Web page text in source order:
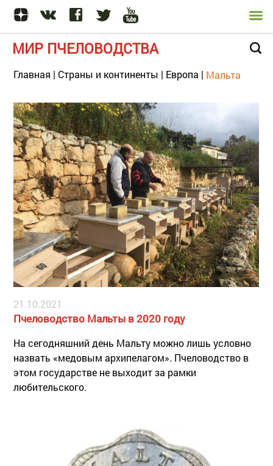
МИР ПЧЕЛОВОДСТВА
Главная | Страны и континенты | Европа | Мальта
21.10.2021
Пчеловодство Мальты в 2020 году
На сегодняшний день Мальту можно лишь условно
назвать «медовым архипелагом». Пчеловодство в
этом государстве не выходит за рамки
любительского.